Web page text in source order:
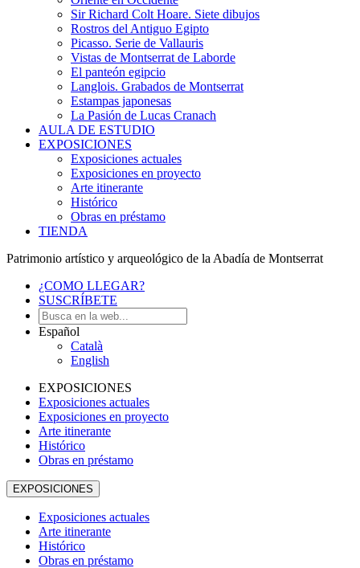
Sir Richard Colt Hoare. Siete dibujos
Rostros del Antiguo Egipto
Picasso. Serie de Vallauris
Vistas de Montserrat de Laborde
El panteón egipcio
Langlois. Grabados de Montserrat
Estampas japonesas
La Pasión de Lucas Cranach
AULA DE ESTUDIO
EXPOSICIONES
Exposiciones actuales
Exposiciones en proyecto
Arte itinerante
Histórico
Obras en préstamo
TIENDA
Patrimonio artístico y arqueológico de la Abadía de Montserrat
¿COMO LLEGAR?
SUSCRÍBETE
Español
Català
English
EXPOSICIONES
Exposiciones actuales
Exposiciones en proyecto
Arte itinerante
Histórico
Obras en préstamo
EXPOSICIONES
Exposiciones actuales
Arte itinerante
Histórico
Obras en préstamo